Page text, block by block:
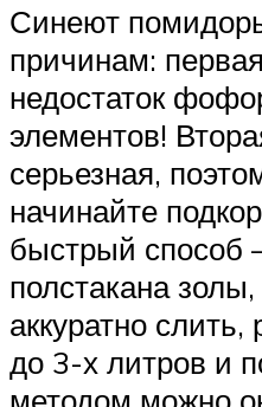
Синеют
причинам:
недостаток
элементов!
серьезная,
начинайте
быстрый способ
полстакана золы,
аккуратно слить,
до 3-х литров и
методом можно